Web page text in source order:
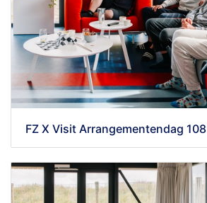
FZ X Visit Arrangementendag 108